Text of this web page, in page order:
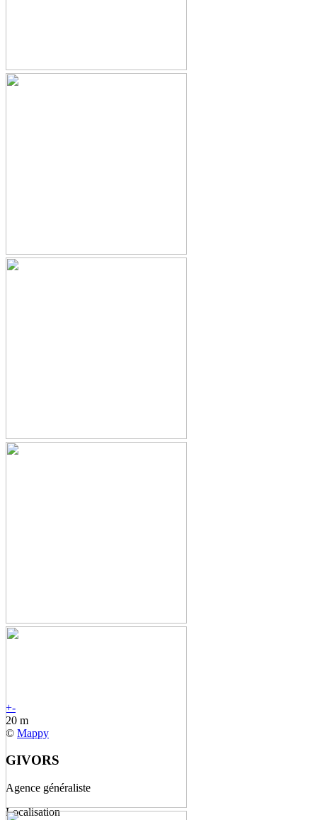
+-
20 m
© Mappy
GIVORS
Agence généraliste
Localisation